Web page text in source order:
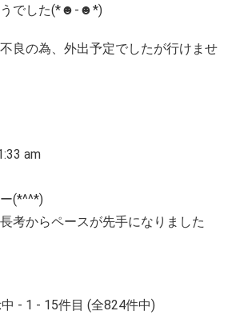
うでした(*☻-☻*)
良の為、外出予定でしたが行けませ
am
(*^^*)
考からペースが先手になりました
- 1 - 15件目 (全824件中)